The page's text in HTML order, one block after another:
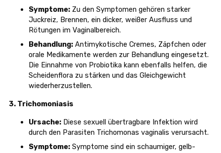
Symptome: Zu den Symptomen gehören starker
Juckreiz, Brennen, ein dicker, weißer Ausfluss und
Rötungen im Vaginalbereich.
Behandlung: Antimykotische Cremes, Zäpfchen oder
orale Medikamente werden zur Behandlung eingesetzt.
Die Einnahme von Probiotika kann ebenfalls helfen, die
Scheidenflora zu stärken und das Gleichgewicht
wiederherzustellen.
3. Trichomoniasis
Ursache: Diese sexuell übertragbare Infektion wird
durch den Parasiten Trichomonas vaginalis verursacht.
Symptome: Symptome sind ein schaumiger, gelb-